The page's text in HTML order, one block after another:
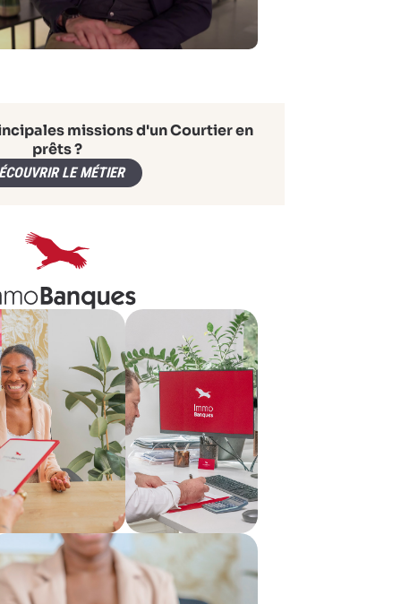
missions d'un Courtier en
prêts ?
LE MÉTIER